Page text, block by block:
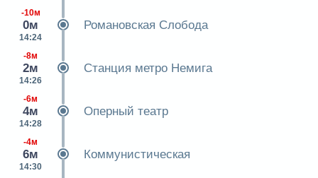
-10м
0м
14:24
Романовская Слобода
-8м
2м
14:26
Станция метро Немига
-6м
4м
14:28
Оперный театр
-4м
6м
14:30
Коммунистическая